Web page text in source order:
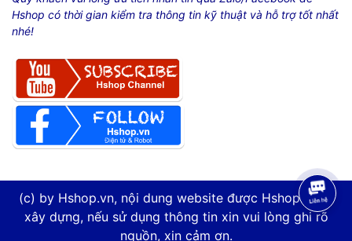
Hshop có thời gian kiểm tra thông tin kỹ thuật và hỗ trợ tốt nhất
nhé!
(c) by Hshop.vn, nội dung website được Hshop.vn tự
xây dựng, nếu sử dụng thông tin xin vui lòng ghi rõ
nguồn, xin cảm ơn.